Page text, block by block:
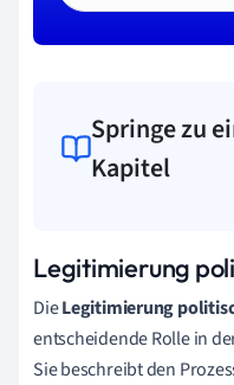
Springe zu
Kapitel
Legitimierung
DieLegitimierung
entscheidende Rolle in
Sie beschreibt den